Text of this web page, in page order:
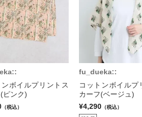
ンボイルプリントス
ピンク)
（税込）
fu_dueka::
コットンボイルプ
カーフ(ベージュ)
¥4,290 （税込）